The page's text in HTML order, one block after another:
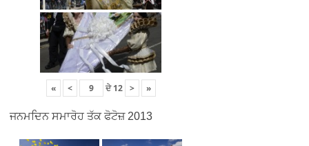
« < ਦੇ12 > »
ਜਨਮਦਿਨ ਸਮਾਰੋਹ ਤੱਕ ਫੋਟੋਜ਼ 2013